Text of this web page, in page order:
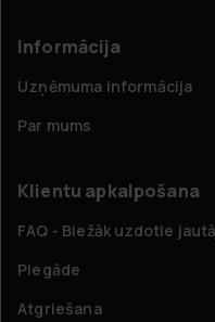
Informācija
Uzņēmuma informācija
Par mums
Klientu apkalpošana
FAQ - Biežāk uzdotie
Piegāde
Atgriešana